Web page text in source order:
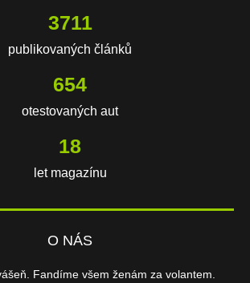
3711
publikovaných článků
654
otestovaných aut
18
let magazínu
O NÁS
Fandíme všem ženám za volantem.